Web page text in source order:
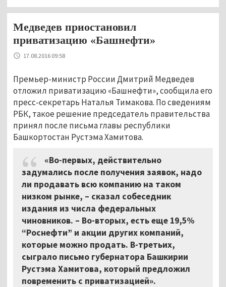
Медведев приостановил
приватизацию «Башнефти»
17.08.2016 09:58
Премьер-министр России Дмитрий Медведев
отложил приватизацию «Башнефти», сообщила его
пресс-секретарь Наталья Тимакова. По сведениям
РБК, такое решение председатель правительства
принял после письма главы республики
Башкортостан Рустэма Хамитова.
«Во-первых, действительно
задумались после получения заявок, надо
ли продавать всю компанию на таком
низком рынке, – сказал собеседник
издания из числа федеральных
чиновников. – Во-вторых, есть еще 19,5%
“Роснефти” и акции других компаний,
которые можно продать. В-третьих,
сыграло письмо губернатора Башкирии
Рустэма Хамитова, который предложил
повременить с приватизацией».